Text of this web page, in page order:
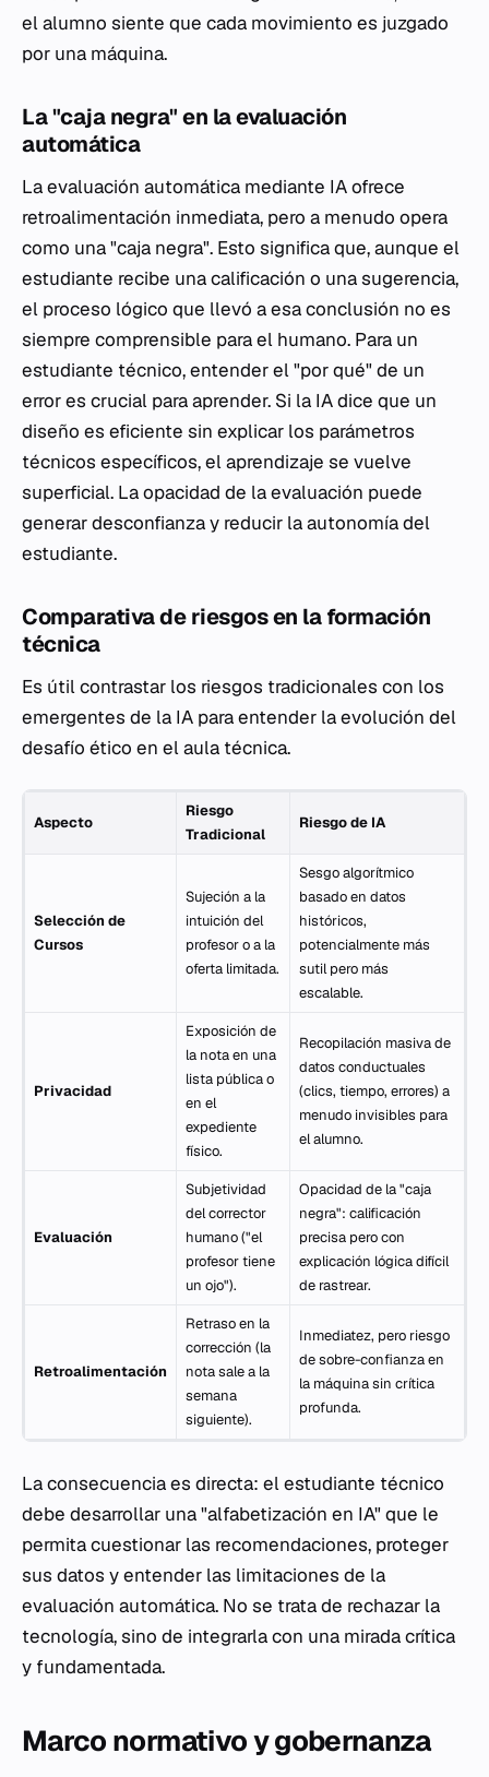
el alumno siente que cada movimiento es juzgado
por una máquina.
La "caja negra" en la evaluación
automática
La evaluación automática mediante IA ofrece
retroalimentación inmediata, pero a menudo opera
como una "caja negra". Esto significa que, aunque el
estudiante recibe una calificación o una sugerencia,
el proceso lógico que llevó a esa conclusión no es
siempre comprensible para el humano. Para un
estudiante técnico, entender el "por qué" de un
error es crucial para aprender. Si la IA dice que un
diseño es eficiente sin explicar los parámetros
técnicos específicos, el aprendizaje se vuelve
superficial. La opacidad de la evaluación puede
generar desconfianza y reducir la autonomía del
estudiante.
Comparativa de riesgos en la formación
técnica
Es útil contrastar los riesgos tradicionales con los
emergentes de la IA para entender la evolución del
desafío ético en el aula técnica.
Aspecto
Riesgo
Tradicional
Riesgo de IA
Selección de
Cursos
Sujeción a la
intuición del
profesor o a la
oferta limitada.
Sesgo algorítmico
basado en datos
históricos,
potencialmente más
sutil pero más
escalable.
Privacidad
Exposición de
la nota en una
lista pública o
en el
expediente
físico.
Recopilación masiva de
datos conductuales
(clics, tiempo, errores) a
menudo invisibles para
el alumno.
Evaluación
Subjetividad
del corrector
humano ("el
profesor tiene
un ojo").
Opacidad de la "caja
negra": calificación
precisa pero con
explicación lógica difícil
de rastrear.
Retroalimentación
Retraso en la
corrección (la
nota sale a la
semana
siguiente).
Inmediatez, pero riesgo
de sobre-confianza en
la máquina sin crítica
profunda.
La consecuencia es directa: el estudiante técnico
debe desarrollar una "alfabetización en IA" que le
permita cuestionar las recomendaciones, proteger
sus datos y entender las limitaciones de la
evaluación automática. No se trata de rechazar la
tecnología, sino de integrarla con una mirada crítica
y fundamentada.
Marco normativo y gobernanza